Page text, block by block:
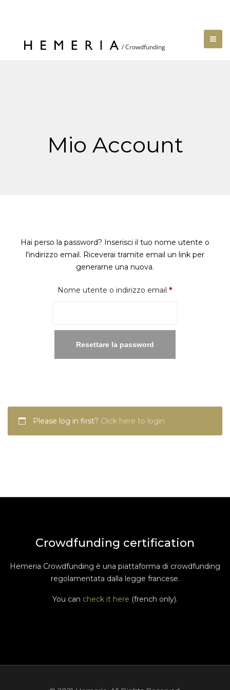
Mio Account
Hai perso la password? Inserisci il tuo nome utente o
l'indirizzo email. Riceverai tramite email un link per
generarne una nuova.
Nome utente o indirizzo email *Richiesto
Resettare la password
Please log in first? Click here to login
Crowdfunding certification
Hemeria Crowdfunding è una piattaforma di crowdfunding
regolamentata dalla legge francese.
You can check it here (french only).